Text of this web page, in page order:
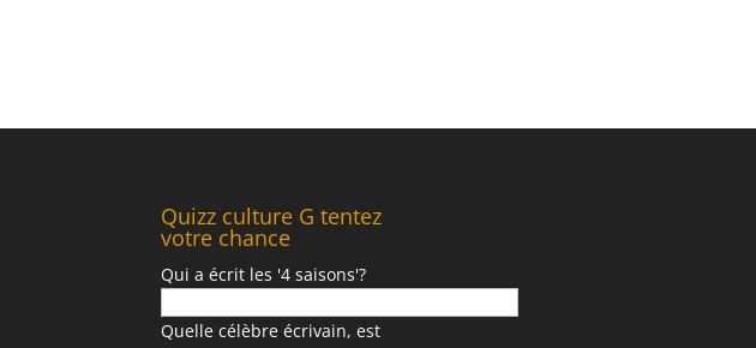
Quizz culture G tentez
votre chance
Qui a écrit les '4 saisons'?
Quelle célèbre écrivain, est